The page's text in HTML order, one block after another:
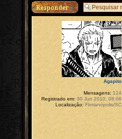
Responder
Agapito
Mensagens: 124
Registrado em: 30 Jun 2010, 08:06
Localização: Florianópolis/SC